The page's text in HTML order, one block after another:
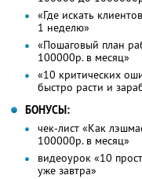
«Где искать
1 неделю»
«Пошаговый план
100000р. в месяц»
«10 критических
быстро расти и
БОНУСЫ:
чек-лист «Как
100000р. в месяц»
видеоурок «10
уже завтра»